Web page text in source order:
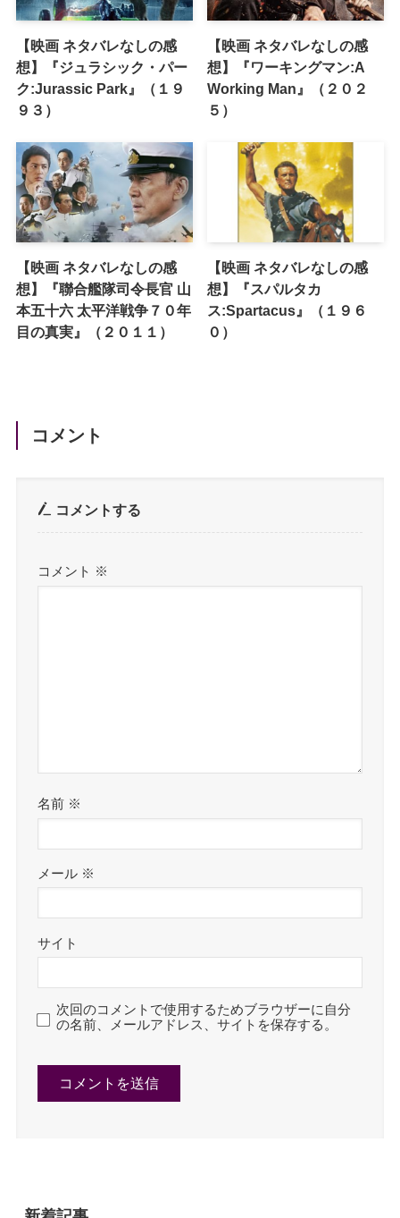
【映画 ネタバレなしの感
想】『ジュラシック・パー
ク:Jurassic Park』（１９
９３）
【映画 ネタバレなしの感
想】『ワーキングマン:A
Working Man』（２０２
５）
【映画 ネタバレなしの感
想】『聯合艦隊司令長官 山
本五十六 太平洋戦争７０年
目の真実』（２０１１）
【映画 ネタバレなしの感
想】『スパルタカ
ス:Spartacus』（１９６
０）
コメント
コメントする
コメント ※
名前 ※
メール ※
サイト
次回のコメントで使用するためブラウザーに自分
の名前、メールアドレス、サイトを保存する。